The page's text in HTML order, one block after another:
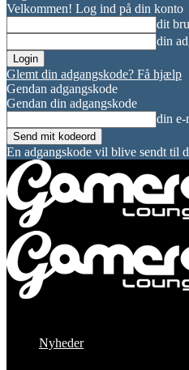
Velkommen! Log ind på din konto
dit
din
Glemt din adgangskode? Få hjælp
Gendan adgangskode
Gendan din adgangskode
din e-
En adgangskode vil blive sendt til
Nyheder